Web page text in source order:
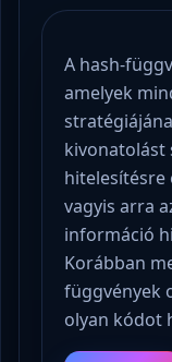
A hash-
amelyek
kivonatolást
hitelesítésre
vagyis arra
információ
Korábban
függvények
olyan kódot